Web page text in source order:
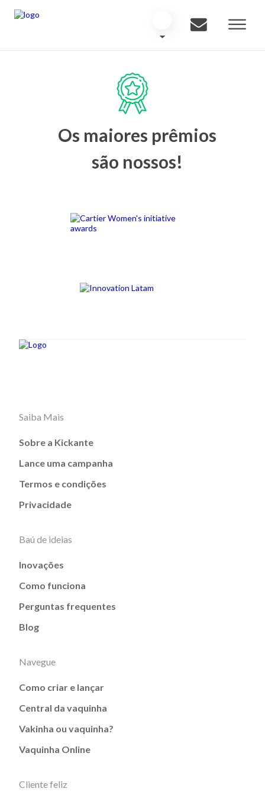
Os maiores prêmios
são nossos!
Saiba Mais
Sobre a Kickante
Lance uma campanha
Termos e condições
Privacidade
Baú de ideias
Inovações
Como funciona
Perguntas frequentes
Blog
Navegue
Como criar e lançar
Central da vaquinha
Vakinha ou vaquinha?
Vaquinha Online
Cliente feliz